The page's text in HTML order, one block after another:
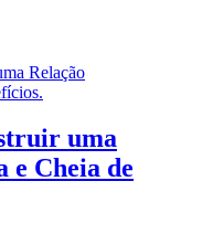
uma
e Cheia de